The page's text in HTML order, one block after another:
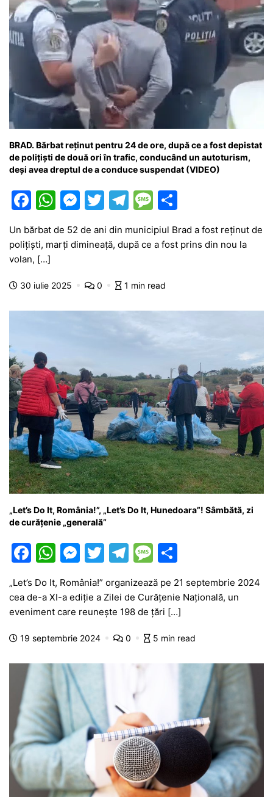
BRAD. Bărbat reținut pentru 24 de ore, după ce a fost depistat
de polițiști de două ori în trafic, conducând un autoturism,
deși avea dreptul de a conduce suspendat (VIDEO)
F
c
e
b
o
W
at
s
A
p
M
s
e
g
T
itt
er
T
e
a
M
s
a
g
e
ta
ă
Un bărbat de 52 de ani din municipiul Brad a fost reținut de
polițiști, marți dimineață, după ce a fost prins din nou la
volan, […]
30 iulie 2025 0 1 min read
„Let’s Do It, România!”, „Let’s Do It, Hunedoara”! Sâmbătă, zi
de curățenie „generală”
F
c
e
b
o
o
W
at
s
A
p
p
M
s
s
e
g
er
T
itt
er
T
e
gr
a
m
M
s
s
a
ta
je
a
z
ă
„Let’s Do It, România!” organizează pe 21 septembrie 2024
cea de-a XI-a ediție a Zilei de Curățenie Națională, un
eveniment care reunește 198 de țări […]
19 septembrie 2024 0 5 min read